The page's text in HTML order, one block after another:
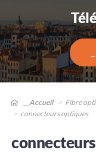
__Accueil Fibre
connecteurs optiques